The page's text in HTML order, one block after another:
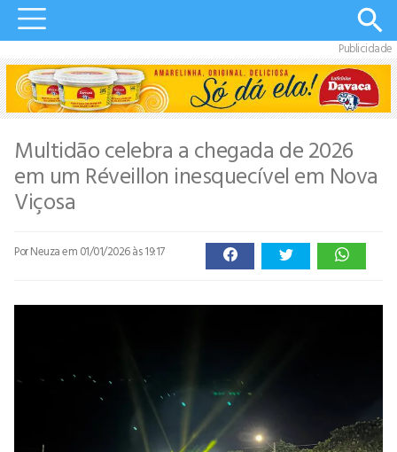
Publicidade
Multidão celebra a chegada de 2026
em um Réveillon inesquecível em Nova
Viçosa
Por Neuzaem 01/01/2026 às 19:17